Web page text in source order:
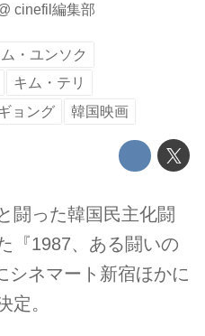
cinefil編集部
・ユンソク
キム・テリ
ョング 韓国映画
闘った韓国民主化闘
『1987、ある闘いの
シネマート新宿ほかに
定。